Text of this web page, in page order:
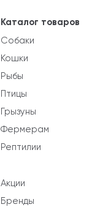
Каталог товаров
Собаки
Кошки
Рыбы
Птицы
Грызуны
Фермерам
Рептилии
Акции
Бренды